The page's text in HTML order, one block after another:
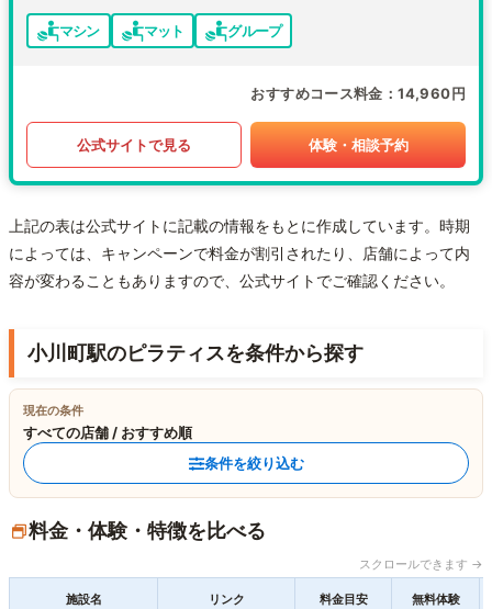
マシン マット グループ
おすすめコース料金 14,960円
公式サイトで見る 体験・相談予約
上記の表は公式サイトに記載の情報をもとに作成しています。時期
によっては、キャンペーンで料金が割引されたり、店舗によって内
容が変わることもありますので、公式サイトでご確認ください。
小川町駅のピラティスを条件から探す
現在の条件
すべての店舗 / おすすめ順
条件を絞り込む
料金・体験・特徴を比べる
スクロールできます →
施設名 リンク 料金目安 無料体験